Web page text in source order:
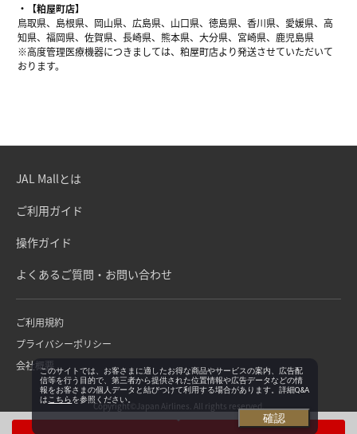
【粕屋町店】
鳥取県、島根県、岡山県、広島県、山口県、徳島県、香川県、愛媛県、高
知県、福岡県、佐賀県、長崎県、熊本県、大分県、宮崎県、鹿児島県
※高度管理医療機器につきましては、粕屋町店より発送させていただいて
おります。
JAL Mallとは
ご利用ガイド
操作ガイド
よくあるご質問・お問い合わせ
ご利用規約
プライバシーポリシー
会社概要
Copyright©Japan Airlines. All rights reserved.
このサイトでは、お客さまに適したお得な商品やサービスの案内、広告配
信等を行う目的で、第三者から提供された位置情報や広告データなどの情
報をお客さまの個人データと結びつけて利用する場合があります。詳細Q&A
は こちらを参照ください。
確認